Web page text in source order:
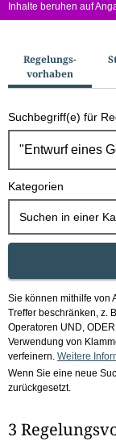
Inhalte beruhen auf
u
c
h
o
Regelungs­
vorhaben
Suchbegriff(e) für
Kategorien
Suchen in einer
Sie können mithilfe von
Treffer beschränken, z.
Operatoren UND,
Verwendung von
verfeinern. Weitere
Wenn Sie eine neue
zurückgesetzt.
3